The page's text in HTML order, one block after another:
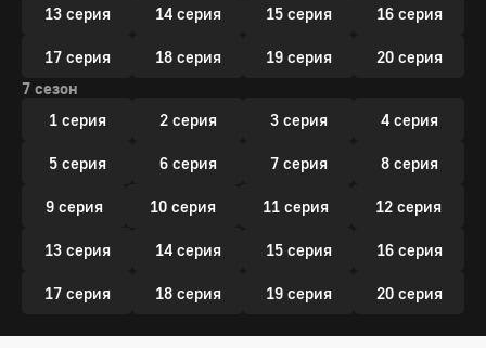
13 серия 14 серия 15 серия 16 серия
17 серия 18 серия 19 серия
20 серия
7 сезон
1 серия
2 серия 3 серия 4 серия
5 серия 6 серия 7 серия 8 серия
9 серия 10 серия 11 серия 12 серия
13 серия 14 серия 15 серия 16 серия
17 серия 18 серия 19 серия 20 серия